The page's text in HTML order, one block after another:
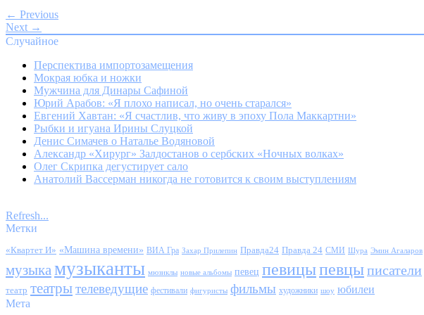
← Previous
Next →
Случайное
Перспектива импортозамещения
Мокрая юбка и ножки
Мужчина для Динары Сафиной
Юрий Арабов: «Я плохо написал, но очень старался»
Евгений Хавтан: «Я счастлив, что живу в эпоху Пола Маккартни»
Рыбки и игуана Ирины Слуцкой
Денис Симачев о Наталье Водяновой
Александр «Хирург» Залдостанов о сербских «Ночных волках»
Олег Скрипка дегустирует сало
Анатолий Вассерман никогда не готовится к своим выступлениям
Refresh...
Метки
«Квартет И» «Машина времени» ВИА Гра Захар Прилепин Правда24 Правда 24 СМИ Шура Эмин Агаларов
музыка музыканты мюзиклы новые альбомы певец певицыпевцыписатели
театр театрытелеведущие фестивали фигуристы фильмы художники шоу юбилеи
Мета